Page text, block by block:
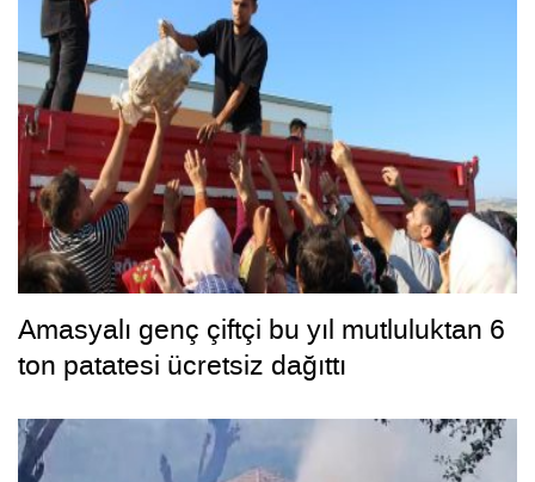
Amasyalı genç çiftçi bu yıl mutluluktan 6
ton patatesi ücretsiz dağıttı